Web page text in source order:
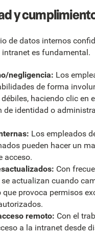
y
de datos internos
es fundamental.
negligencia: Los
de forma
haciendo clic en
de identidad o
Los empleados
pueden hacer un
acceso.
Con
actualizan cuando
provoca permisos
remoto: Con el
a la intranet desde